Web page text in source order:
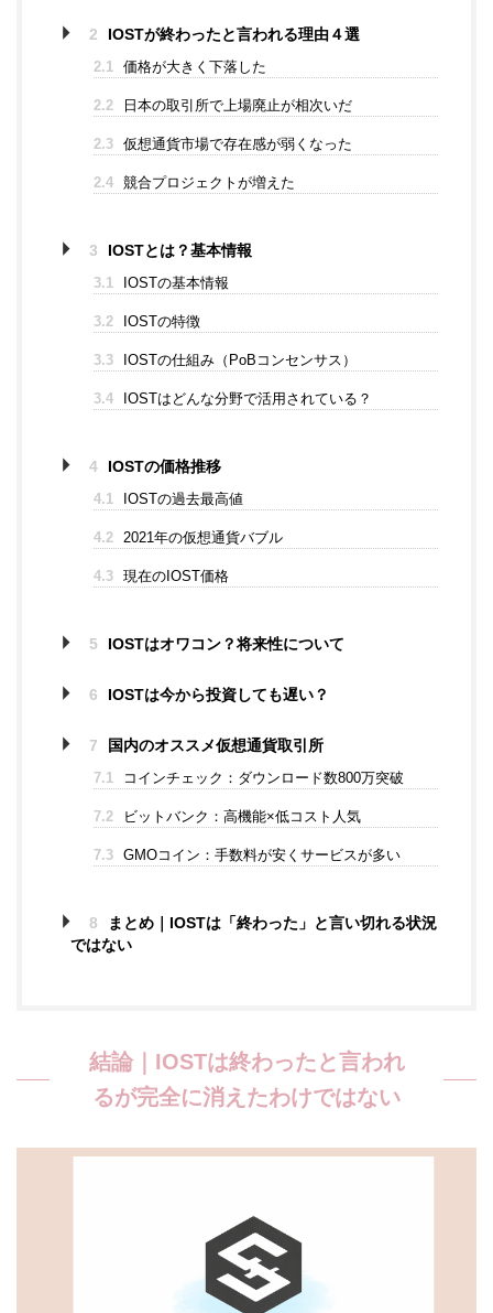
2 IOSTが終わったと言われる理由４選
2.1 価格が大きく下落した
2.2 日本の取引所で上場廃止が相次いだ
2.3 仮想通貨市場で存在感が弱くなった
2.4 競合プロジェクトが増えた
3 IOSTとは？基本情報
3.1 IOSTの基本情報
3.2 IOSTの特徴
3.3 IOSTの仕組み（PoBコンセンサス）
3.4 IOSTはどんな分野で活用されている？
4 IOSTの価格推移
4.1 IOSTの過去最高値
4.2 2021年の仮想通貨バブル
4.3 現在のIOST価格
5 IOSTはオワコン？将来性について
6 IOSTは今から投資しても遅い？
7 国内のオススメ仮想通貨取引所
7.1 コインチェック：ダウンロード数800万突破
7.2 ビットバンク：高機能×低コスト人気
7.3 GMOコイン：手数料が安くサービスが多い
8
まとめ｜IOSTは「終わった」と言い切れる状況
ではない
結論｜IOSTは終わったと言われ
るが完全に消えたわけではない